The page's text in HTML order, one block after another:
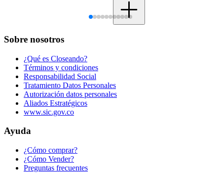
Sobre nosotros
¿Qué es Closeando?
Términos y condiciones
Responsabilidad Social
Tratamiento Datos Personales
Autorización datos personales
Aliados Estratégicos
www.sic.gov.co
Ayuda
¿Cómo comprar?
¿Cómo Vender?
Preguntas frecuentes